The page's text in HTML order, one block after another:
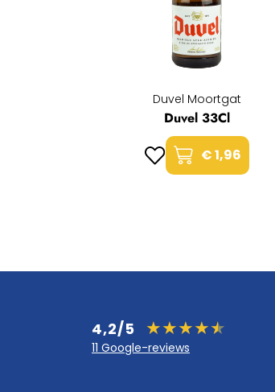
Duvel Moortgat
Duvel 33Cl
€ 1,96
4,2/5
11 Google-reviews